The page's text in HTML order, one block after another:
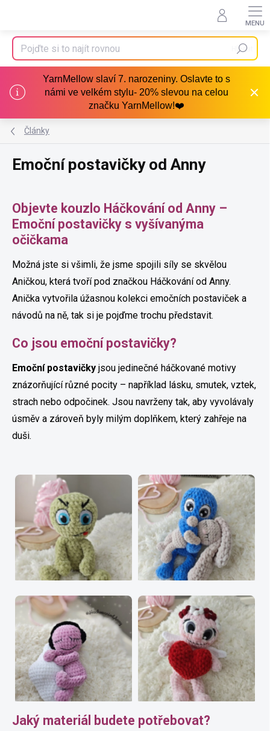
YarnMellow slaví 7. narozeniny. Oslavte to s
námi ve velkém stylu- 20% slevou na celou
značku YarnMellow!❤️
Hledat
Články
Emoční postavičky od Anny
Objevte kouzlo Háčkování od Anny –
Emoční postavičky s vyšívanýma
očičkama
Možná jste si všimli, že jsme spojili síly se skvělou
Aničkou, která tvoří pod značkou Háčkování od Anny.
Anička vytvořila úžasnou kolekci emočních postaviček a
návodů na ně, tak si je pojďme trochu představit.
Co jsou emoční postavičky?
Emoční postavičky jsou jedinečné háčkované motivy
znázorňující různé pocity – například lásku, smutek, vztek,
strach nebo odpočinek. Jsou navrženy tak, aby vyvolávaly
úsměv a zároveň byly milým doplňkem, který zahřeje na
duši.
Jaký materiál budete potřebovat?